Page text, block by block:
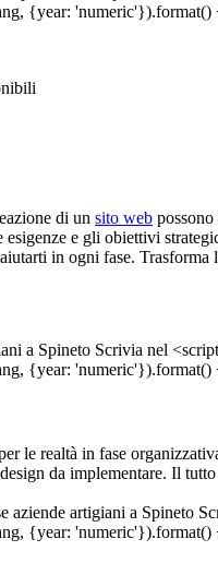
di un sito web
e gli obiettivi
in ogni fase.
le realtà in fase
da implementare. Il